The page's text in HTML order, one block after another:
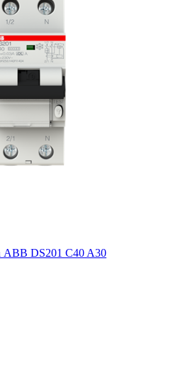
ABB DS201 C40 A30